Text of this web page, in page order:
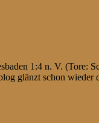
1:4 n. V. (Tore:
glänzt schon wieder